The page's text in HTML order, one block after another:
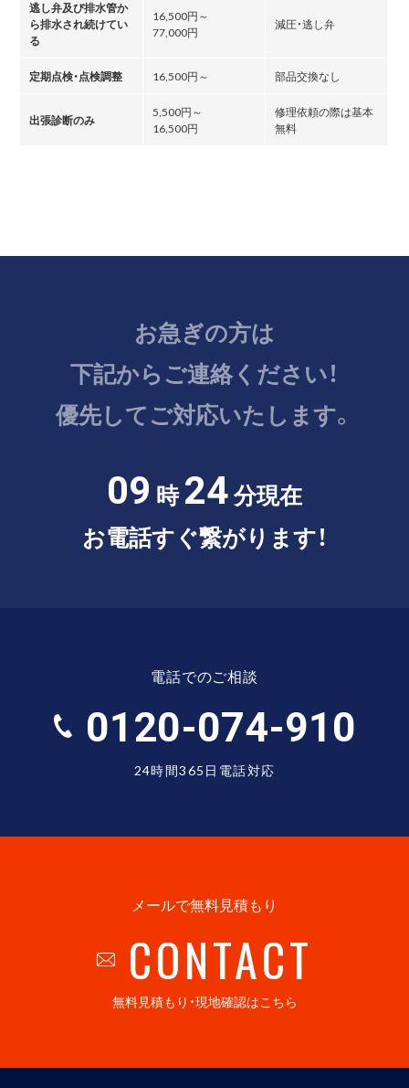
逃し弁及び排水管か
ら排水され続けてい
る
16,500円～
77,000円
減圧・逃し弁
定期点検・点検調整 16,500円～ 部品交換なし
出張診断のみ
5,500円～
16,500円
修理依頼の際は基本
無料
お急ぎの方は
下記からご連絡ください！
優先してご対応いたします。
09 時24分現在
お電話すぐ繋がります！
電話でのご相談
0120-074-910
24時間365日電話対応
メールで無料見積もり
CONTACT
無料見積もり・現地確認はこちら